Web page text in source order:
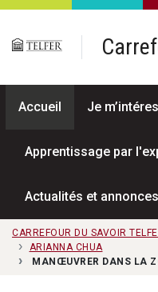
Passer au contenu principal
Accueil Je
Apprentissage par
Actualités et annonces
CARREFOUR DU SAVOIR
ARIANNA CHUA
MANŒUVRER DANS LA